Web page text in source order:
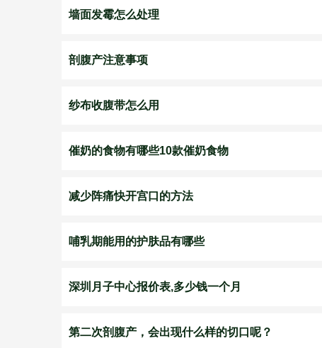
墙面发霉怎么处理
剖腹产注意事项
纱布收腹带怎么用
催奶的食物有哪些10款催奶食物
减少阵痛快开宫口的方法
哺乳期能用的护肤品有哪些
深圳月子中心报价表,多少钱一个月
第二次剖腹产，会出现什么样的切口呢？